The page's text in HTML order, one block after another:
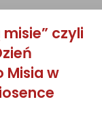
czyli
Misia w